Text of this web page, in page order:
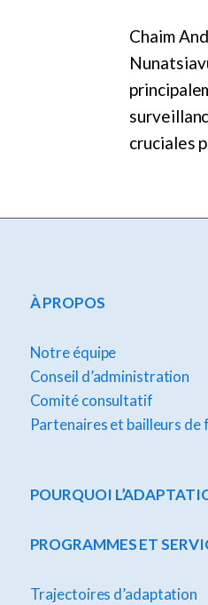
Chaim
cruciales
À PROPOS
Notre équipe
Conseil d’administration
Comité consultatif
Partenaires et bailleurs de
POURQUOI
PROGRAMMES ET
Trajectoires d’adaptation